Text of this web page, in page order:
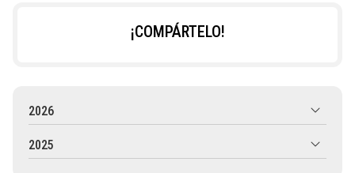
¡COMPÁRTELO!
2026
2025